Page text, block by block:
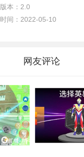
版本：2.0
时间：2022-05-10
网友评论